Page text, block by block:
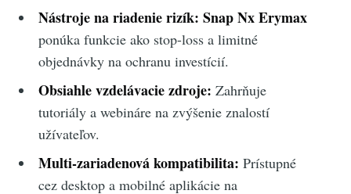
Nástroje na riadenie rizík: Snap Nx Erymax
ponúka funkcie ako stop-loss a limitné
objednávky na ochranu investícií.
Obsiahle vzdelávacie zdroje: Zahrňuje
tutoriály a webináre na zvýšenie znalostí
užívateľov.
Multi-zariadenová kompatibilita: Prístupné
cez desktop a mobilné aplikácie na